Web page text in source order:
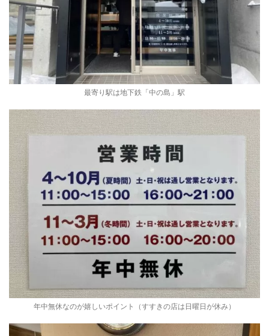
最寄り駅は地下鉄「中の島」駅
年中無休なのが嬉しいポイント（すすきの店は日曜日が休み）